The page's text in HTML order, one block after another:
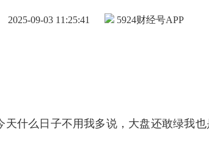
财经号APP
2025-09-03 11:25:41 5924
么日子不用我多说，大盘还敢绿我也